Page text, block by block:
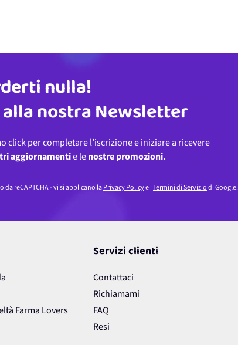
nulla!
nostra Newsletter
click per completare l’iscrizione e iniziare a ricevere
aggiornamentie lenostre promozioni.
reCAPTCHA - vi si applicano laPrivacy Policye iTermini di Serviziodi Google.
Farma Lovers
Servizi clienti
Contattaci
Richiamami
FAQ
Resi